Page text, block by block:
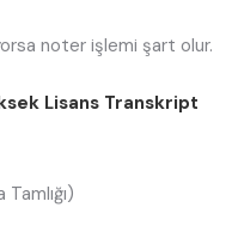
noter işlemi şart olur.
Lisans Transkript